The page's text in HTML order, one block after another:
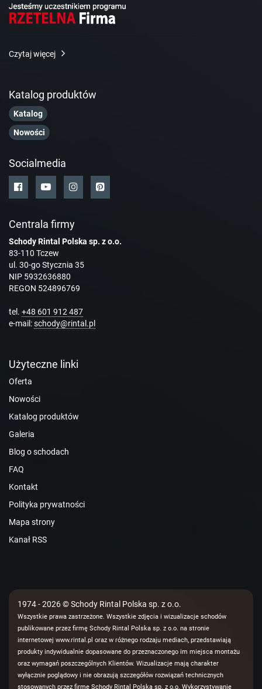
Czytaj więcej
Katalog produktów
Katalog
Nowości
Socialmedia
Centrala firmy
Schody Rintal Polska sp. z o.o.
83-110 Tczew
ul. 30-go Stycznia 35
NIP 5932636880
REGON 524896769
tel. +48 601 912 487
e-mail:schody@rintal.pl
Użyteczne linki
Oferta
Nowości
Katalog produktów
Galeria
Blog o schodach
FAQ
Kontakt
Polityka prywatności
Mapa strony
Kanał RSS
1974 - 2026 © Schody Rintal Polska sp. z o.o.
Wszystkie prawa zastrzeżone. Wszystkie zdjęcia i wizualizacje schodów
publikowane przez firmę Schody Rintal Polska sp. z o.o. na stronie
internetowej www.rintal.pl oraz w różnego rodzaju mediach, przedstawiają
produkty indywidualnie dopasowane do przeznaczonego im miejsca montażu
oraz wymagań poszczególnych Klientów. Wizualizacje mają charakter
wyłącznie poglądowy i nie obrazują szczegółów rozwiązań technicznych
stosowanych przez firmę Schody Rintal Polska sp. z o.o. Wykorzystywanie